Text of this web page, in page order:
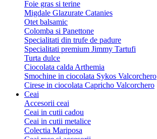
Foie gras si terine
Migdale Glazurate Catanies
Otet balsamic
Colomba si Panettone
Specialitati din trufe de padure
Specialitati premium Jimmy Tartufi
Turta dulce
Ciocolata calda Arthemia
Smochine in ciocolata Sykos Valcorchero
Cirese in ciocolata Capricho Valcorchero
Ceai
Accesorii ceai
Ceai in cutii cadou
Ceai in cutii metalice
Colectia Mariposa